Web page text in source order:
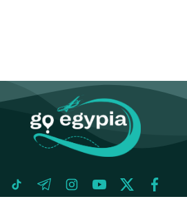
facebook
twitter
youtube
instagram
telegram
tiktok